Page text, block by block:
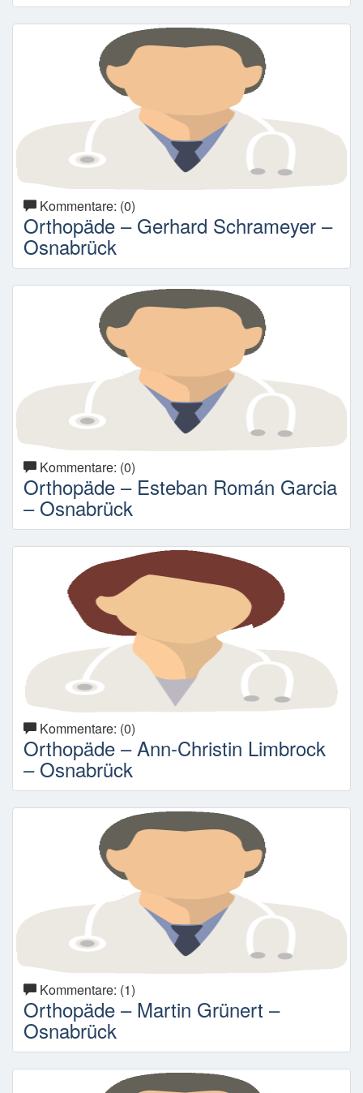
Kommentare: (0)
Orthopäde – Gerhard Schrameyer –
Osnabrück
Kommentare: (0)
Orthopäde – Esteban Román Garcia
– Osnabrück
Kommentare: (0)
Orthopäde – Ann-Christin Limbrock
– Osnabrück
Kommentare: (1)
Orthopäde – Martin Grünert –
Osnabrück